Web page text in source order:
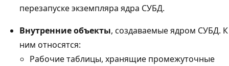
перезапуске экземпляра ядра СУБД.
Внутренние объекты, создаваемые ядром СУБД. К
ним относятся:
Рабочие таблицы, хранящие промежуточные